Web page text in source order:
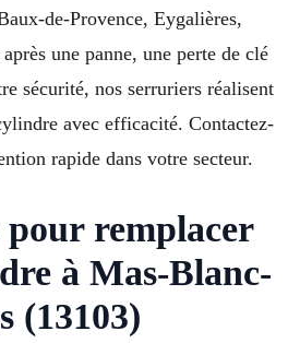
de-Provence, Eygalières,
une panne, une perte de clé
sécurité, nos serruriers réalisent
avec efficacité. Contactez-
rapide dans votre secteur.
pour remplacer
à Mas-Blanc-
(13103)